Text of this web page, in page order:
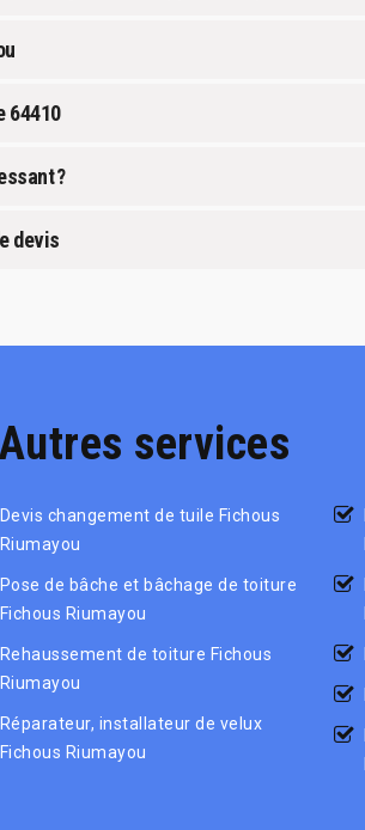
64410
?
devis
Autres services
Devis changement de tuile Fichous
Riumayou
Pose de bâche et bâchage de toiture
Fichous Riumayou
Rehaussement de toiture Fichous
Riumayou
Réparateur, installateur de velux
Fichous Riumayou